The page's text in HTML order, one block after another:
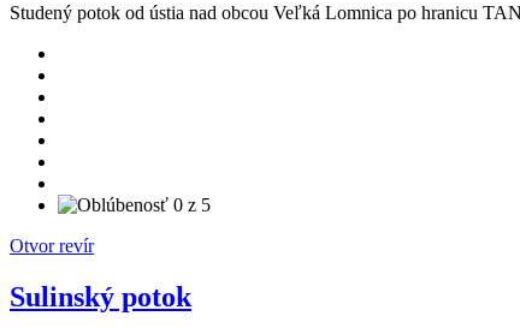
Studený potok od ústia nad obcou Veľká Lomnica po hranicu
Otvor revír
Sulinský potok